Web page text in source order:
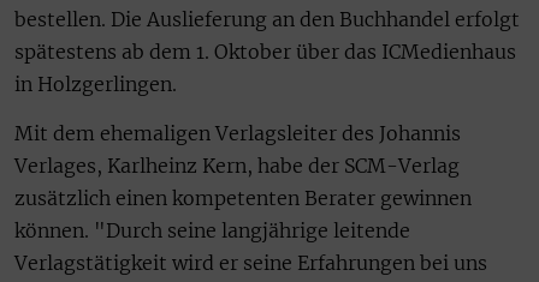
bestellen. Die Auslieferung an den Buchhandel erfolgt
spätestens ab dem 1. Oktober über das ICMedienhaus
in Holzgerlingen.
Mit dem ehemaligen Verlagsleiter des Johannis
Verlages, Karlheinz Kern, habe der SCM-Verlag
zusätzlich einen kompetenten Berater gewinnen
können. "Durch seine langjährige leitende
Verlagstätigkeit wird er seine Erfahrungen bei uns